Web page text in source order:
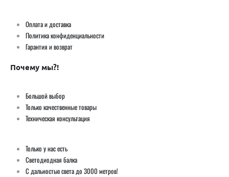
Оплата и доставка
Политика конфиденциальности
Гарантия и возврат
Почему мы?!
Большой выбор
Только качественные товары
Техническая консультация
Только у нас есть
Светодиодная балка
С дальностью света до 3000 метров!